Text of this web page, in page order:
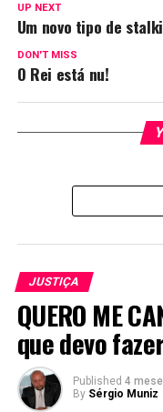
UP NEXT
Um novo tipo de
DON'T MISS
O Rei está nu!
JUSTIÇA
QUERO ME
que devo
Published 4
By Sérgio Muniz